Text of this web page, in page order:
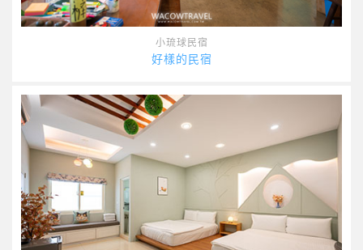
小琉球民宿
好樣的民宿